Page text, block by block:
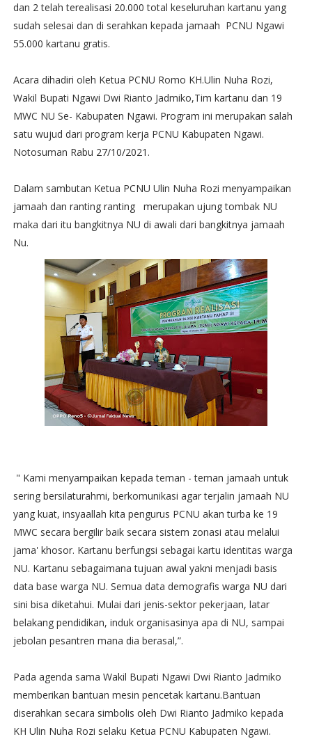
dan 2 telah terealisasi 20.000 total keseluruhan kartanu yang
sudah selesai dan di serahkan kepada jamaah PCNU Ngawi
55.000 kartanu gratis.
Acara dihadiri oleh Ketua PCNU Romo KH.Ulin Nuha Rozi,
Wakil Bupati Ngawi Dwi Rianto Jadmiko,Tim kartanu dan 19
MWC NU Se- Kabupaten Ngawi. Program ini merupakan salah
satu wujud dari program kerja PCNU Kabupaten Ngawi.
Notosuman Rabu 27/10/2021.
Dalam sambutan Ketua PCNU Ulin Nuha Rozi menyampaikan
jamaah dan ranting ranting merupakan ujung tombak NU
maka dari itu bangkitnya NU di awali dari bangkitnya jamaah
Nu.
" Kami menyampaikan kepada teman - teman jamaah untuk
sering bersilaturahmi, berkomunikasi agar terjalin jamaah NU
yang kuat, insyaallah kita pengurus PCNU akan turba ke 19
MWC secara bergilir baik secara sistem zonasi atau melalui
jama' khosor. Kartanu berfungsi sebagai kartu identitas warga
NU. Kartanu sebagaimana tujuan awal yakni menjadi basis
data base warga NU. Semua data demografis warga NU dari
sini bisa diketahui. Mulai dari jenis-sektor pekerjaan, latar
belakang pendidikan, induk organisasinya apa di NU, sampai
jebolan pesantren mana dia berasal,”.
Pada agenda sama Wakil Bupati Ngawi Dwi Rianto Jadmiko
memberikan bantuan mesin pencetak kartanu.Bantuan
diserahkan secara simbolis oleh Dwi Rianto Jadmiko kepada
KH Ulin Nuha Rozi selaku Ketua PCNU Kabupaten Ngawi.